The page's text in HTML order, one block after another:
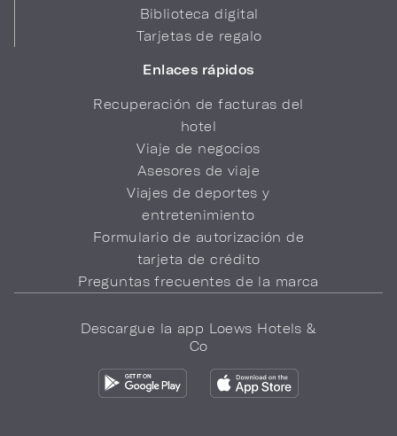
Biblioteca digital
Tarjetas de regalo
Enlaces rápidos
Recuperación de facturas del
hotel
Viaje de negocios
Asesores de viaje
Viajes de deportes y
entretenimiento
Formulario de autorización de
tarjeta de crédito
Preguntas frecuentes de la marca
Descargue la app Loews Hotels &
Co